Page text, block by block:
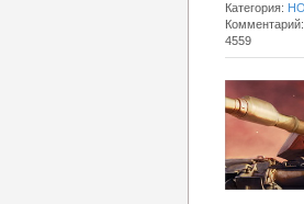
Категория:
4559